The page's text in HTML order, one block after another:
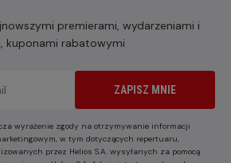
premierami, wydarzeniami i
kuponami rabatowymi
ZAPISZ MNIE
wyrażenie zgody na otrzymywanie informacji
w tym dotyczących repertuaru,
przez Helios S.A. wysyłanych za pomocą